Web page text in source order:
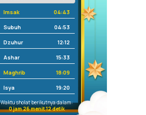
Imsak 04:43
Subuh 04:53
Dzuhur 12:12
Ashar 15:33
Maghrib 18:09
Isya 19:20
Waktu sholat berikutnya dalam:
0 jam 26 menit 12 detik